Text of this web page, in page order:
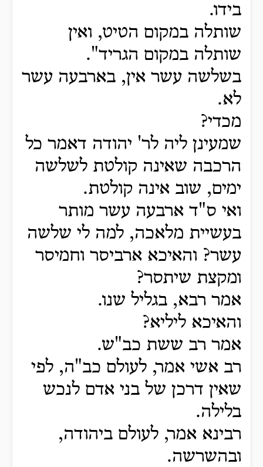
בידו.
שותלה במקום הטיט, ואין
שותלה במקום הגריד".
בשלשה עשר אין, בארבעה עשר
לא.
מכדי?
שמעינן ליה לר' יהודה דאמר כל
הרכבה שאינה קולטת לשלשה
ימים, שוב אינה קולטת.
ואי ס"ד ארבעה עשר מותר
בעשיית מלאכה, למה לי שלשה
עשר? והאיכא ארביסר וחמיסר
ומקצת שיתסר?
אמר רבא, בגליל שנו.
והאיכא ליליא?
אמר רב ששת כב"ש.
רב אשי אמר, לעולם כב"ה, לפי
שאין דרכן של בני אדם לנכש
בלילה.
רבינא אמר, לעולם ביהודה,
ובהשרשה.